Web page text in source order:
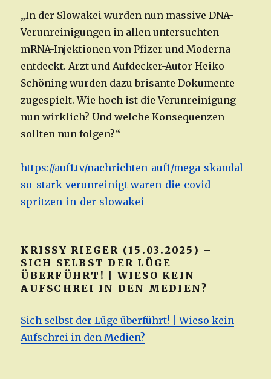
„In der Slowakei wurden nun massive DNA-
Verunreinigungen in allen untersuchten
mRNA-Injektionen von Pfizer und Moderna
entdeckt. Arzt und Aufdecker-Autor Heiko
Schöning wurden dazu brisante Dokumente
zugespielt. Wie hoch ist die Verunreinigung
nun wirklich? Und welche Konsequenzen
sollten nun folgen?“
https://auf1.tv/nachrichten-auf1/mega-skandal-
so-stark-verunreinigt-waren-die-covid-
spritzen-in-der-slowakei
KRISSY RIEGER (15.03.2025) –
SICH SELBST DER LÜGE
ÜBERFÜHRT! | WIESO KEIN
AUFSCHREI IN DEN MEDIEN?
Sich selbst der Lüge überführt! | Wieso kein
Aufschrei in den Medien?